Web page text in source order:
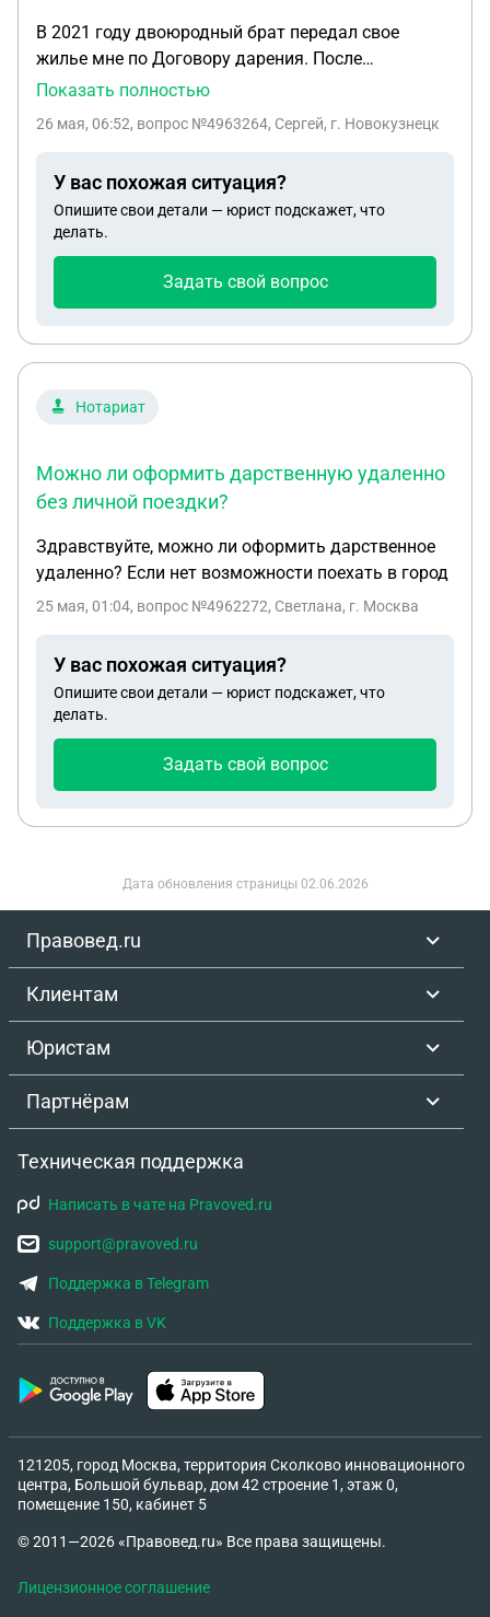
В 2021 году двоюродный брат передал свое
жилье мне по Договору дарения. После
продолжительной болезни, нахождения в
неспособности обслуживать себя был передан
Коммунальные услуги плачу с 2021 года
исправно, но жилье мне не нужно, а брат в нем
так и прописан, не проживая уже 2 года,
здоровья нет. Опекуном его я не являюсь, дом
собираются. Можно ли продать подаренную
Показать полностью
26 мая, 06:52, вопрос №4963264, Сергей, г. Новокузнецк
У вас похожая ситуация?
Опишите свои детали — юрист подскажет, что
делать.
Задать свой вопрос
Нотариат
Можно ли оформить дарственную удаленно
без личной поездки?
Здравствуйте, можно ли оформить дарственное
удаленно? Если нет возможности поехать в город
25 мая, 01:04, вопрос №4962272, Светлана, г. Москва
У вас похожая ситуация?
Опишите свои детали — юрист подскажет, что
делать.
Задать свой вопрос
Дата обновления страницы 02.06.2026
Правовед.ru
Клиентам
Юристам
Партнёрам
Техническая поддержка
Написать в чате на Pravoved.ru
support@pravoved.ru
Поддержка в Telegram
Поддержка в VK
121205, город Москва, территория Сколково инновационного
центра, Большой бульвар, дом 42 строение 1, этаж 0,
помещение 150, кабинет 5
© 2011—2026 «Правовед.ru» Все права защищены.
Лицензионное соглашение